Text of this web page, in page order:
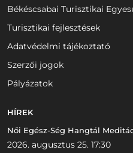
Békéscsabai Turisztikai
Turisztikai fejlesztések
Adatvédelmi tájékoztató
Szerzői jogok
Pályázatok
HÍREK
Női Egész-Ség Hangtál
2026. augusztus 25. 17:30